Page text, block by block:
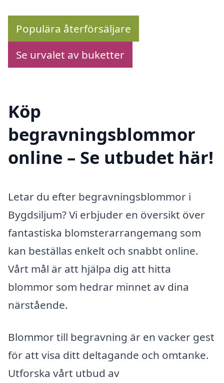
Populära återförsäljare
Se urvalet av buketter
Köp
begravningsblommor
online – Se utbudet här!
Letar du efter begravningsblommor i
Bygdsiljum? Vi erbjuder en översikt över
fantastiska blomsterarrangemang som
kan beställas enkelt och snabbt online.
Vårt mål är att hjälpa dig att hitta
blommor som hedrar minnet av dina
närstående.
Blommor till begravning är en vacker gest
för att visa ditt deltagande och omtanke.
Utforska vårt utbud av